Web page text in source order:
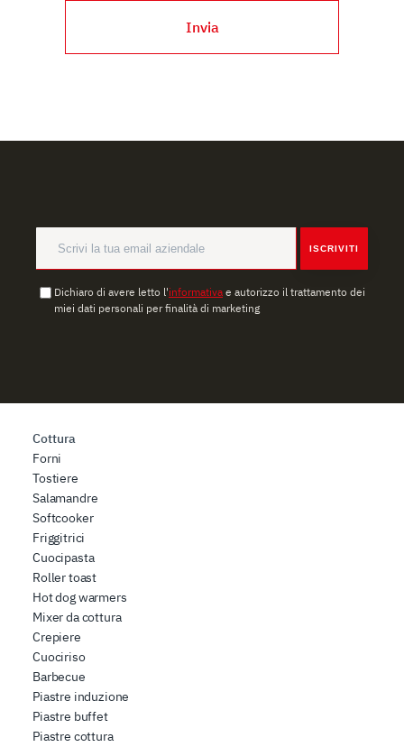
usufruire del servizio richiesto, per personalizzare
contenuti ed annunci, per fornire funzionalità dei social
Invia
ISCRIVITI
Dichiaro di avere letto l'informativa e autorizzo il trattamento dei
miei dati personali per finalità di marketing
Cottura
Forni
Tostiere
Salamandre
Softcooker
Friggitrici
Cuocipasta
Roller toast
Hot dog warmers
Mixer da cottura
Crepiere
Cuociriso
Barbecue
Piastre induzione
Piastre buffet
Piastre cottura